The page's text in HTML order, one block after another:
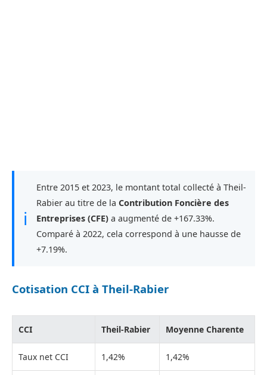
ℹ
Entre 2015 et 2023, le montant total collecté à Theil-
Rabier au titre de la Contribution Foncière des
Entreprises (CFE) a augmenté de +167.33%.
Comparé à 2022, cela correspond à une hausse de
+7.19%.
Cotisation CCI à Theil-Rabier
CCI Theil-Rabier Moyenne Charente
Taux net CCI 1,42% 1,42%